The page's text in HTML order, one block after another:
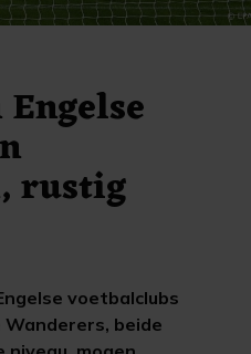
rustig
voetbalclubs
beide